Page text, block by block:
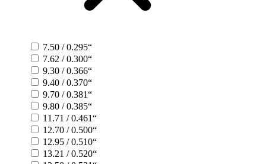
7.50 / 0.295“
7.62 / 0.300“
9.30 / 0.366“
9.40 / 0.370“
9.70 / 0.381“
9.80 / 0.385“
11.71 / 0.461“
12.70 / 0.500“
12.95 / 0.510“
13.21 / 0.520“